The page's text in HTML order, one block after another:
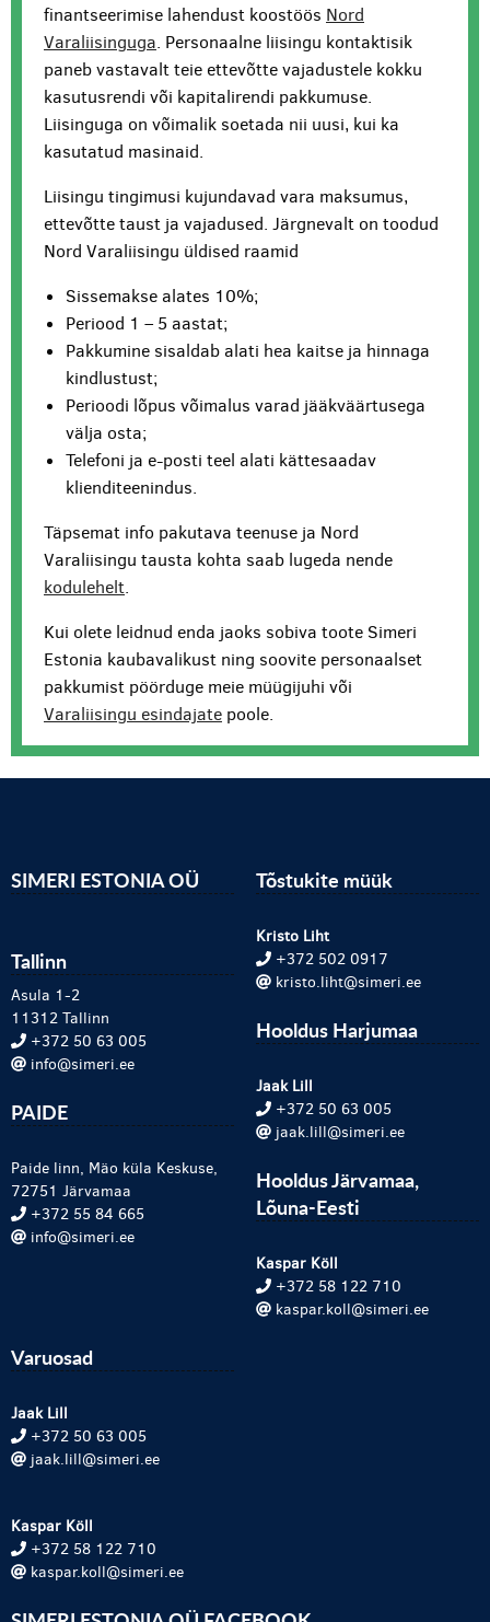
finantseerimise lahendust koostöös Nord
Varaliisinguga. Personaalne liisingu kontaktisik
paneb vastavalt teie ettevõtte vajadustele kokku
kasutusrendi või kapitalirendi pakkumuse.
Liisinguga on võimalik soetada nii uusi, kui ka
kasutatud masinaid.
Liisingu tingimusi kujundavad vara maksumus,
ettevõtte taust ja vajadused. Järgnevalt on toodud
Nord Varaliisingu üldised raamid
Sissemakse alates 10%;
Periood 1 – 5 aastat;
Pakkumine sisaldab alati hea kaitse ja hinnaga
kindlustust;
Perioodi lõpus võimalus varad jääkväärtusega
välja osta;
Telefoni ja e-posti teel alati kättesaadav
klienditeenindus.
Täpsemat info pakutava teenuse ja Nord
Varaliisingu tausta kohta saab lugeda nende
kodulehelt.
Kui olete leidnud enda jaoks sobiva toote Simeri
Estonia kaubavalikust ning soovite personaalset
pakkumist pöörduge meie müügijuhi või
Varaliisingu esindajate poole.
SIMERI ESTONIA OÜ
Tallinn
Asula 1-2
11312 Tallinn
+372 50 63 005
info@simeri.ee
PAIDE
Paide linn, Mäo küla Keskuse,
72751 Järvamaa
+372 55 84 665
info@simeri.ee
Tõstukite müük
Kristo Liht
+372 502 0917
kristo.liht@simeri.ee
Hooldus Harjumaa
Jaak Lill
+372 50 63 005
jaak.lill@simeri.ee
Hooldus Järvamaa,
Lõuna-Eesti
Kaspar Köll
+372 58 122 710
kaspar.koll@simeri.ee
Varuosad
Jaak Lill
+372 50 63 005
jaak.lill@simeri.ee
Kaspar Köll
+372 58 122 710
kaspar.koll@simeri.ee